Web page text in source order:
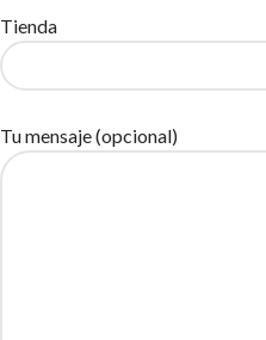
Tienda
Tu mensaje (opcional)